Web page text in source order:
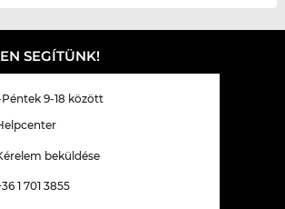
SEGÍTÜNK!
9-18 között
beküldése
1 701 3855